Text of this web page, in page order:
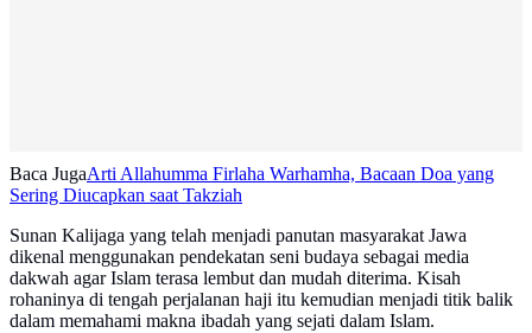
Baca JugaArti Allahumma Firlaha Warhamha, Bacaan Doa yang
Sering Diucapkan saat Takziah
Sunan Kalijaga yang telah menjadi panutan masyarakat Jawa
dikenal menggunakan pendekatan seni budaya sebagai media
dakwah agar Islam terasa lembut dan mudah diterima. Kisah
rohaninya di tengah perjalanan haji itu kemudian menjadi titik balik
dalam memahami makna ibadah yang sejati dalam Islam.